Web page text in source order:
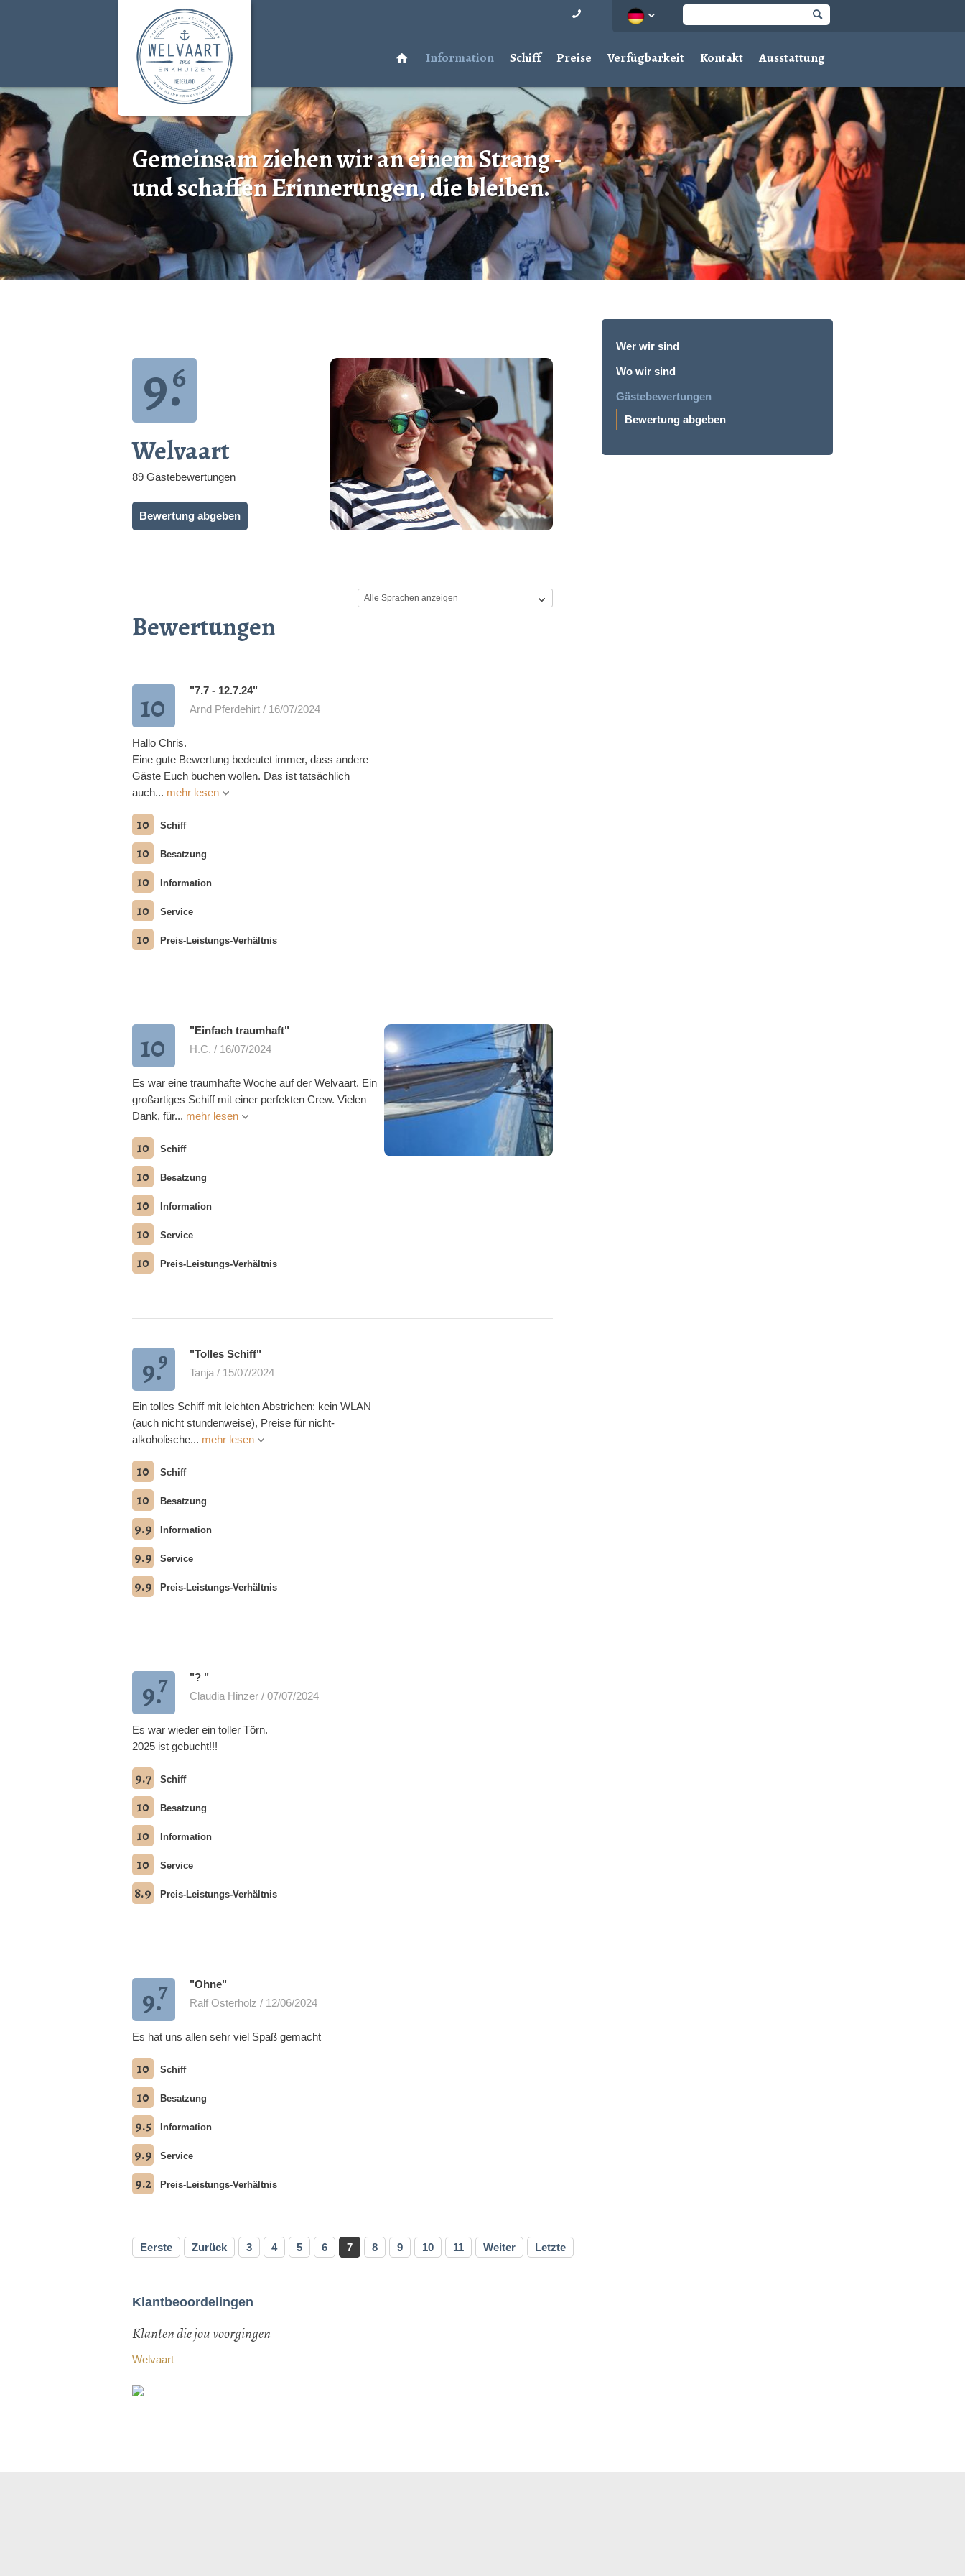
Information Schiff Preise Verfügbarkeit Kontakt Ausstattung
Gemeinsam ziehen wir an einem Strang -
und schaffen Erinnerungen, die bleiben.
9.
6
Welvaart
89 Gästebewertungen
Bewertung abgeben
Bewertungen
10
"7.7 - 12.7.24"
Arnd Pferdehirt / 16/07/2024
Hallo Chris.
Eine gute Bewertung bedeutet immer, dass andere
Gäste Euch buchen wollen. Das ist tatsächlich
auch... mehr lesen
10 Schiff
10 Besatzung
10 Information
10 Service
10 Preis-Leistungs-Verhältnis
10
"Einfach traumhaft"
H.C. / 16/07/2024
Es war eine traumhafte Woche auf der Welvaart. Ein
großartiges Schiff mit einer perfekten Crew. Vielen
Dank, für... mehr lesen
10 Schiff
10 Besatzung
10 Information
10 Service
10 Preis-Leistungs-Verhältnis
Alle Fotos ansehen
9.9
"Tolles Schiff"
Tanja / 15/07/2024
Ein tolles Schiff mit leichten Abstrichen: kein WLAN
(auch nicht stundenweise), Preise für nicht-
alkoholische... mehr lesen
10 Schiff
10 Besatzung
9.9 Information
9.9 Service
9.9 Preis-Leistungs-Verhältnis
9.7
"? "
Claudia Hinzer / 07/07/2024
Es war wieder ein toller Törn.
2025 ist gebucht!!!
9.7 Schiff
10 Besatzung
10 Information
10 Service
8.9 Preis-Leistungs-Verhältnis
9.7
"Ohne"
Ralf Osterholz / 12/06/2024
Es hat uns allen sehr viel Spaß gemacht
10 Schiff
10 Besatzung
9.5 Information
9.9 Service
9.2 Preis-Leistungs-Verhältnis
Eerste Zurück 3 4 5 6 7 8 9 10 11 Weiter Letzte
Klantbeoordelingen
Klanten die jou voorgingen
Welvaart
Wer wir sind
Wo wir sind
Gästebewertungen
Bewertung abgeben